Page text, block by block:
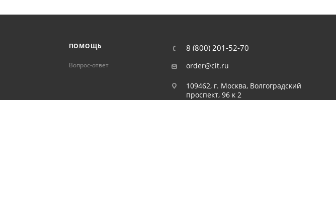
ПОМОЩЬ
Вопрос-ответ
8 (800) 201-52-70
order@cit.ru
109462, г. Москва, Волгоградский
проспект, 96 к 2